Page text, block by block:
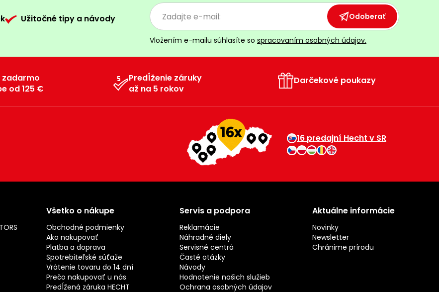
Užitočné tipy a návody Odoberať
Vložením e-mailu súhlasíte so spracovaním osobných údajov.
od 125 €
Predĺženie záruky
až na 5 rokov
Darčekové poukazy
16 predajní Hecht v SR
Všetko o nákupe
Obchodné podmienky
Ako nakupovať
Platba a doprava
Spotrebiteľské súťaže
Vrátenie tovaru do 14 dní
Prečo nakupovať u nás
Predĺžená záruka HECHT
Servis a podpora
Reklamácie
Náhradné diely
Servisné centrá
Časté otázky
Návody
Hodnotenie našich služieb
Ochrana osobných údajov
Aktuálne informácie
Novinky
Newsletter
Chránime prírodu